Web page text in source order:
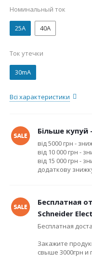
Номинальный ток
25А 40А
Ток утечки
30mA
Всі характеристики
Більше
від 5000 грн -
від 10 000 грн -
від 15 000 грн -
додаткову
Бесплатная
Schneider
Бесплатная
Закажите
свыше 3000грн и